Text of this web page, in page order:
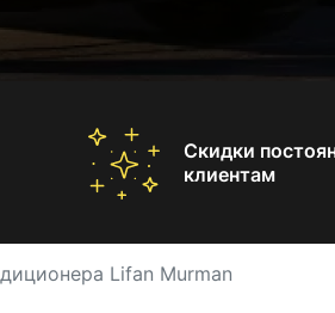
Скидки
клиентам
Lifan Murman